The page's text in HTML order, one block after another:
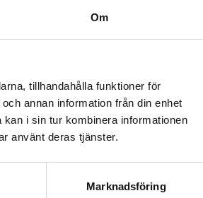
Om
tillhandahålla funktioner för
annan information från din enhet
i sin tur kombinera informationen
använt deras tjänster.
Marknadsföring